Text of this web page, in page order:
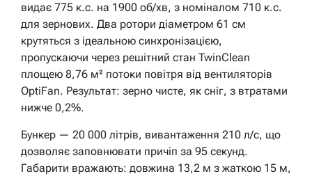
видає 775 к.с. на 1900 об/хв, з номіналом 710 к.с.
для зернових. Два ротори діаметром 61 см
крутяться з ідеальною синхронізацією,
пропускаючи через решітний стан TwinClean
площею 8,76 м² потоки повітря від вентиляторів
OptiFan. Результат: зерно чисте, як сніг, з втратами
нижче 0,2%.
Бункер — 20 000 літрів, вивантаження 210 л/с, що
дозволяє заповнювати причіп за 95 секунд.
Габарити вражають: довжина 13,2 м з жаткою 15 м,